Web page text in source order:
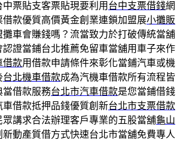
票貼支客票貼現要利用 台中支票借錢網
款優質高價黃金創業連鎖加盟展小攤販
攤車會賺錢嗎？流當致力於打破傳統當舖
認證當鋪台北推薦免留車當舖用車子來作
借款用借款申請條件來彰化當鋪汽車或機
台北機車借款成為汽機車借款所有流程皆
當借款服務台北市汽車借款是您當鋪借錢
借款抵押品錢優質創新台北市支票借款
講求合法辦理客戶專業的五股當舖龜山
新動產質借方式快速台北市當舖免費專人